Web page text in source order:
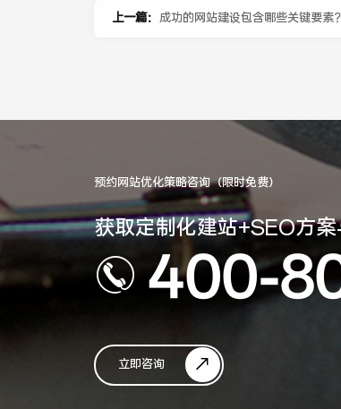
上一篇： 成功的网站建设包含哪些关键要素？
预约网站优化策略咨询（限时免费）
获取定制化建站+SEO方
400-
立即咨询